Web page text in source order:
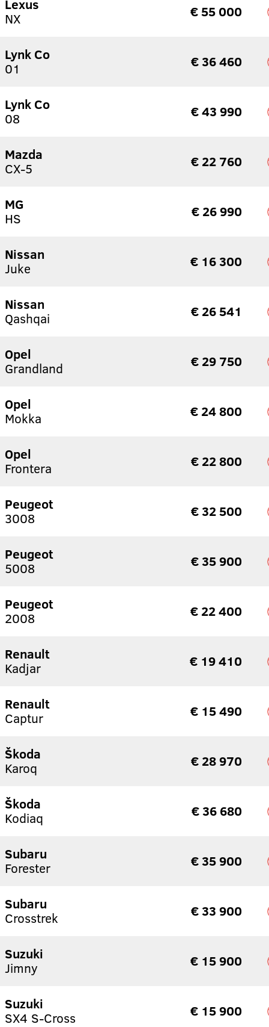
Lexus
NX
€ 55 000
Lynk Co
01
€ 36 460
Lynk Co
08
€ 43 990
Mazda
CX-5
€ 22 760
MG
HS
€ 26 990
Nissan
Juke
€ 16 300
Nissan
Qashqai
€ 26 541
Opel
Grandland
€ 29 750
Opel
Mokka
€ 24 800
Opel
Frontera
€ 22 800
Peugeot
3008
€ 32 500
Peugeot
5008
€ 35 900
Peugeot
2008
€ 22 400
Renault
Kadjar
€ 19 410
Renault
Captur
€ 15 490
Škoda
Karoq
€ 28 970
Škoda
Kodiaq
€ 36 680
Subaru
Forester
€ 35 900
Subaru
Crosstrek
€ 33 900
Suzuki
Jimny
€ 15 900
Suzuki
SX4 S-Cross
€ 15 900